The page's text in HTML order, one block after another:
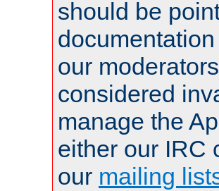
should be
our
considered
manage the
either our IRC
our mailing